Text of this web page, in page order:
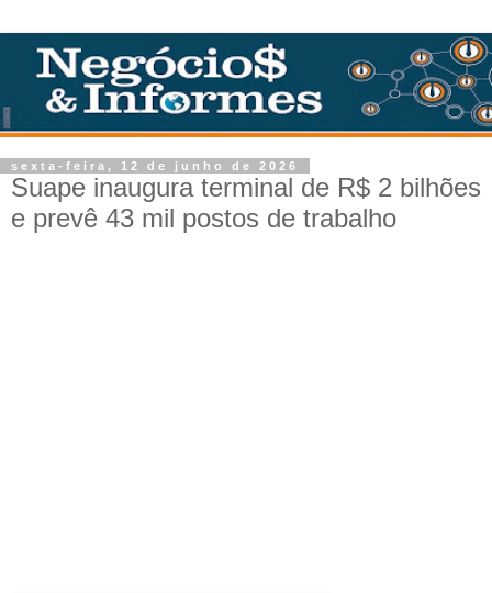
sexta-feira, 12 de junho de 2026
Suape inaugura terminal de R$ 2 bilhões
e prevê 43 mil postos de trabalho